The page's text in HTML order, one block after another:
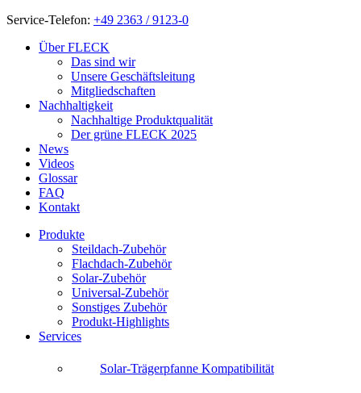
Service-Telefon: +49 2363 / 9123-0
Über FLECK
Das sind wir
Unsere Geschäftsleitung
Mitgliedschaften
Nachhaltigkeit
Nachhaltige Produktqualität
Der grüne FLECK 2025
News
Videos
Glossar
FAQ
Kontakt
Produkte
Steildach-Zubehör
Flachdach-Zubehör
Solar-Zubehör
Universal-Zubehör
Sonstiges Zubehör
Produkt-Highlights
Services
Solar-Trägerpfanne Kompatibilität